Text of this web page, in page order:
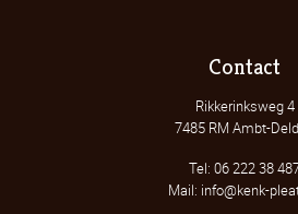
Contact
Rikkerinksweg 4
7485 RM Ambt-
Tel: 06 222 38
Mail: info@kenk-